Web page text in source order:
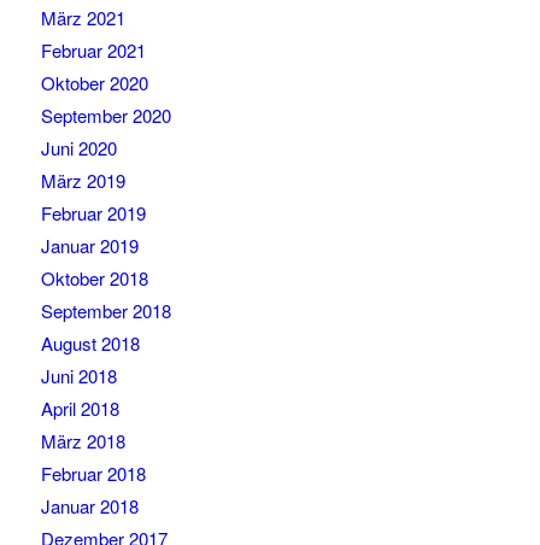
März 2021
Februar 2021
Oktober 2020
September 2020
Juni 2020
März 2019
Februar 2019
Januar 2019
Oktober 2018
September 2018
August 2018
Juni 2018
April 2018
März 2018
Februar 2018
Januar 2018
Dezember 2017